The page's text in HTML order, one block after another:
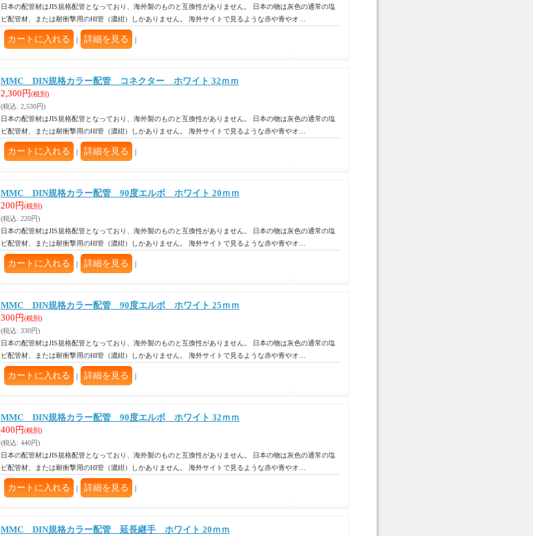
日本の配管材はJIS規格配管となっており、海外製のものと互換性がありません。 日本の物は灰色の通常の塩
ビ配管材、または耐衝撃用のHI管（濃紺）しかありません。 海外サイトで見るような赤や青やオ…
｜ ｜
MMC DIN規格カラー配管 コネクター ホワイト 32ｍｍ
2,300円(税別)
(税込: 2,530円)
日本の配管材はJIS規格配管となっており、海外製のものと互換性がありません。 日本の物は灰色の通常の塩
ビ配管材、または耐衝撃用のHI管（濃紺）しかありません。 海外サイトで見るような赤や青やオ…
｜ ｜
MMC DIN規格カラー配管 90度エルボ ホワイト 20ｍｍ
200円(税別)
(税込: 220円)
日本の配管材はJIS規格配管となっており、海外製のものと互換性がありません。 日本の物は灰色の通常の塩
ビ配管材、または耐衝撃用のHI管（濃紺）しかありません。 海外サイトで見るような赤や青やオ…
｜ ｜
MMC DIN規格カラー配管 90度エルボ ホワイト 25ｍｍ
300円(税別)
(税込: 330円)
日本の配管材はJIS規格配管となっており、海外製のものと互換性がありません。 日本の物は灰色の通常の塩
ビ配管材、または耐衝撃用のHI管（濃紺）しかありません。 海外サイトで見るような赤や青やオ…
｜ ｜
MMC DIN規格カラー配管 90度エルボ ホワイト 32ｍｍ
400円(税別)
(税込: 440円)
日本の配管材はJIS規格配管となっており、海外製のものと互換性がありません。 日本の物は灰色の通常の塩
ビ配管材、または耐衝撃用のHI管（濃紺）しかありません。 海外サイトで見るような赤や青やオ…
｜ ｜
MMC DIN規格カラー配管 延長継手 ホワイト 20ｍｍ